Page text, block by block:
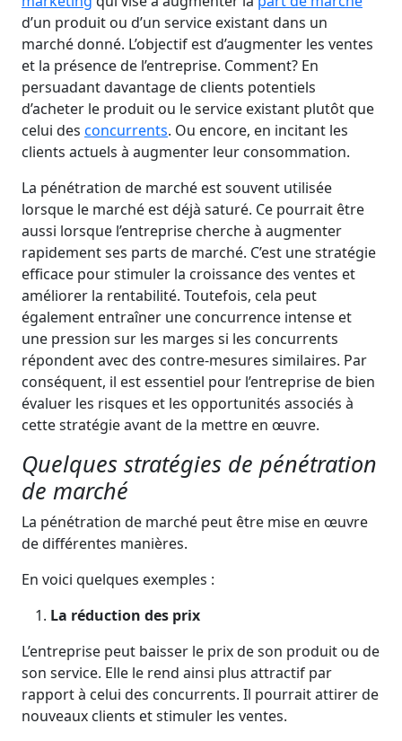
d’un produit ou d’un service existant dans un
marché donné. L’objectif est d’augmenter les ventes
et la présence de l’entreprise. Comment? En
persuadant davantage de clients potentiels
d’acheter le produit ou le service existant plutôt que
celui des concurrents. Ou encore, en incitant les
clients actuels à augmenter leur consommation.
La pénétration de marché est souvent utilisée
lorsque le marché est déjà saturé. Ce pourrait être
aussi lorsque l’entreprise cherche à augmenter
rapidement ses parts de marché. C’est une stratégie
efficace pour stimuler la croissance des ventes et
améliorer la rentabilité. Toutefois, cela peut
également entraîner une concurrence intense et
une pression sur les marges si les concurrents
répondent avec des contre-mesures similaires. Par
conséquent, il est essentiel pour l’entreprise de bien
évaluer les risques et les opportunités associés à
cette stratégie avant de la mettre en œuvre.
Quelques stratégies de pénétration
de marché
La pénétration de marché peut être mise en œuvre
de différentes manières.
En voici quelques exemples :
La réduction des prix
L’entreprise peut baisser le prix de son produit ou de
son service. Elle le rend ainsi plus attractif par
rapport à celui des concurrents. Il pourrait attirer de
nouveaux clients et stimuler les ventes.